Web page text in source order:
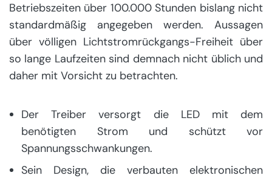
Betriebszeiten über 100.000 Stunden bislang nicht
standardmäßig angegeben werden. Aussagen
über völligen Lichtstromrückgangs-Freiheit über
so lange Laufzeiten sind demnach nicht üblich und
daher mit Vorsicht zu betrachten.
Der Treiber versorgt die LED mit dem
benötigten Strom und schützt vor
Spannungsschwankungen.
Sein Design, die verbauten elektronischen